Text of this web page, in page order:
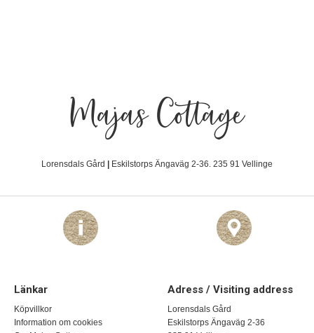
Majas Cottage
Lorensdals Gård Eskilstorps Ängaväg 2-36. 235 91 Vellinge
Länkar
Köpvillkor
Information om cookies
Adress / Visiting address
Lorensdals Gård
Eskilstorps Ängaväg 2-36